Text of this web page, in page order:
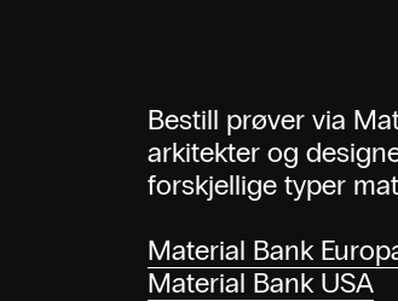
Bestill prøver via
arkitekter og
forskjellige typer
Material Bank
Material Bank USA